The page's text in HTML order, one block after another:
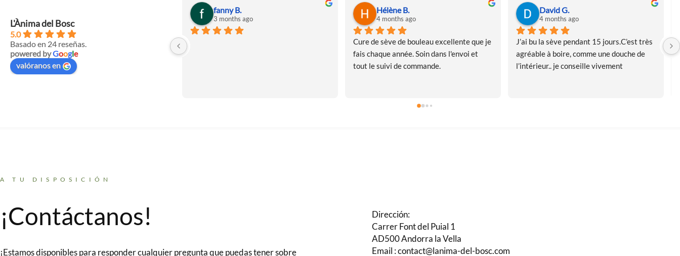
L'Ànima del Bosc
5.0
Basado en 24 reseñas.
powered byGoogle
valóranos en
fanny B.
3 months ago
Hélène B.
4 months ago
Cure de sève de bouleau excellente que je
fais chaque année. Soin dans l'envoi et
tout le suivi de commande.
David G.
4 months ago
J’ai bu la sève pendant 15 jours.C’est très
agréable à boire, comme une douche de
l’intérieur.. je conseille vivement
A TU DISPOSICIÓN
¡Contáctanos!
¡Estamos disponibles para responder cualquier pregunta que puedas tener sobre
Dirección:
Carrer Font del Puial 1
AD500 Andorra la Vella
Email : contact@lanima-del-bosc.com